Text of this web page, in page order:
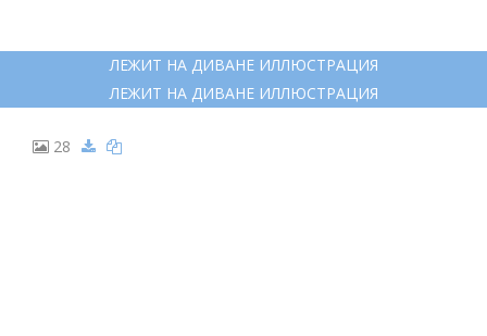
ЛЕЖИТ НА ДИВАНЕ ИЛЛЮСТРАЦИЯ
ЛЕЖИТ НА ДИВАНЕ ИЛЛЮСТРАЦИЯ
28